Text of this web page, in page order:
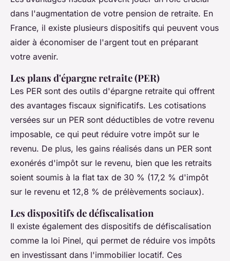
dans l'augmentation de votre pension de retraite. En
France, il existe plusieurs dispositifs qui peuvent vous
aider à économiser de l'argent tout en préparant
votre avenir.
Les plans d'épargne retraite (PER)
Les PER sont des outils d'épargne retraite qui offrent
des avantages fiscaux significatifs. Les cotisations
versées sur un PER sont déductibles de votre revenu
imposable, ce qui peut réduire votre impôt sur le
revenu. De plus, les gains réalisés dans un PER sont
exonérés d'impôt sur le revenu, bien que les retraits
soient soumis à la flat tax de 30 % (17,2 % d'impôt
sur le revenu et 12,8 % de prélèvements sociaux).
Les dispositifs de défiscalisation
Il existe également des dispositifs de défiscalisation
comme la loi Pinel, qui permet de réduire vos impôts
en investissant dans l'immobilier locatif. Ces